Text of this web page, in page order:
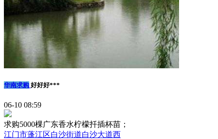
华南求购 好好好***
06-10 08:59
求购5000棵广东香水柠檬扦插杯苗；
江门市蓬江区白沙街道白沙大道西